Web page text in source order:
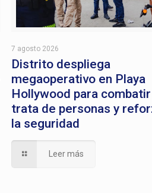
7 agosto 2026
Distrito despliega
megaoperativo en Playa
Hollywood para
trata de personas y
la seguridad
Leer más